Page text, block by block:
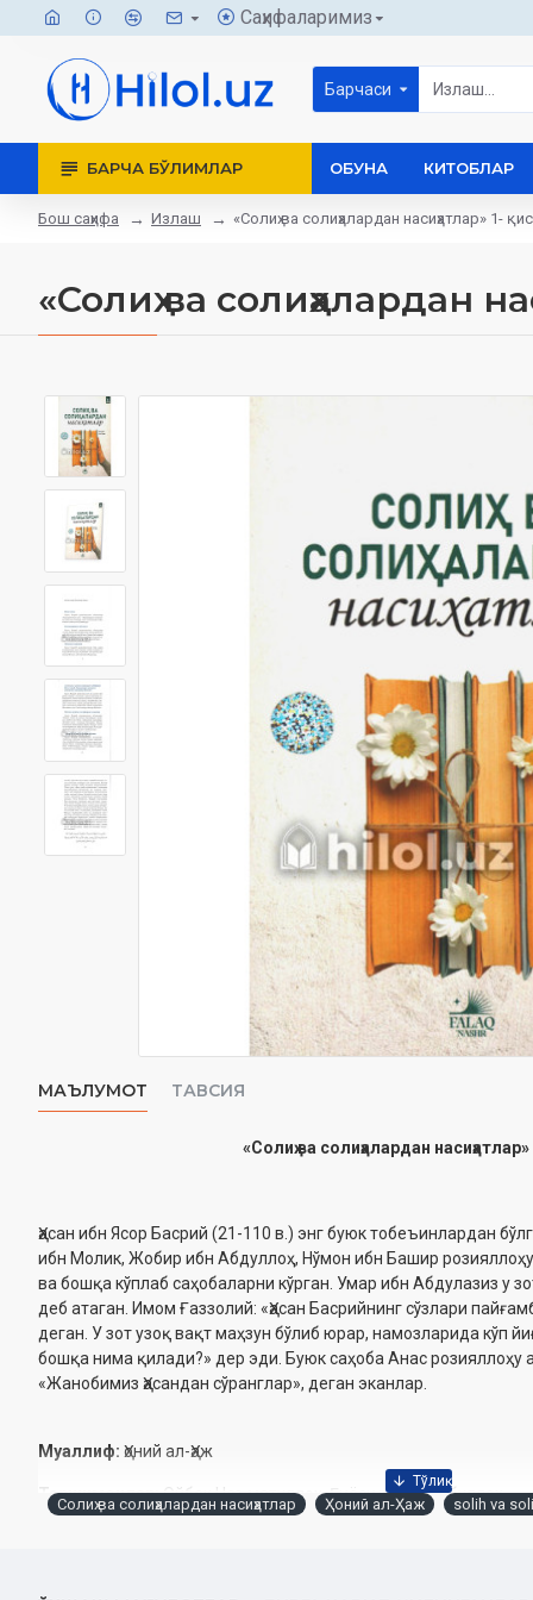
Саҳифаларимиз
Барчаси
БАРЧА БЎЛИМЛАР ОБУНА КИТОБЛАР
Бош саҳифа Излаш «Солиҳ ва солиҳалардан насиҳатлар» 1-
«Солиҳ ва солиҳалардан
МАЪЛУМОТ ТАВСИЯ
«Солиҳ ва солиҳалардан
Ҳасан ибн Ясор Басрий (21-110 в.) энг буюк тобеъинлардан
ибн Молик, Жобир ибн Абдуллоҳ, Нўмон ибн Башир
ва бошқа кўплаб саҳобаларни кўрган. Умар ибн Абдулазиз у
деб атаган. Имом Ғаззолий: «Ҳасан Басрийнинг сўзлари
деган. У зот узоқ вақт маҳзун бўлиб юрар, намозларида кўп
бошқа нима қилади?» дер эди. Буюк саҳоба Анас розияллоҳу
«Жанобимиз Ҳасандан сўранглар», деган эканлар.
Муаллиф: Ҳоний ал-Ҳаж
Таржимонлар:Ойбек Неъматуллох, Ғиёсиддин Ҳабибуллох
Нашриёт:«Falaq nashr»
ISBN:
Солиҳ ва солиҳалардан насиҳатлар Ҳоний ал-Ҳаж solih va